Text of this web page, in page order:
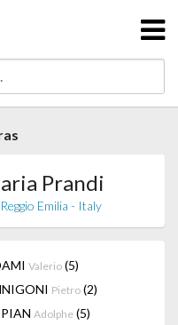
Prandi
Emilia - Italy
Valerio (5)
Pietro (2)
Adolphe (5)